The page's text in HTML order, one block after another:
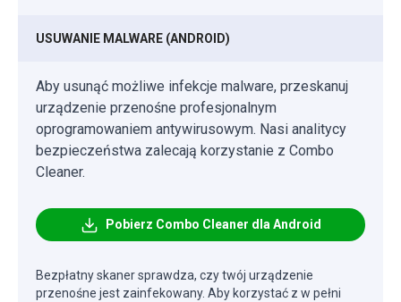
USUWANIE MALWARE (ANDROID)
Aby usunąć możliwe infekcje malware, przeskanuj
urządzenie przenośne profesjonalnym
oprogramowaniem antywirusowym. Nasi analitycy
bezpieczeństwa zalecają korzystanie z Combo
Cleaner.
Pobierz Combo Cleaner dla Android
Bezpłatny skaner sprawdza, czy twój urządzenie
przenośne jest zainfekowany. Aby korzystać z w pełni